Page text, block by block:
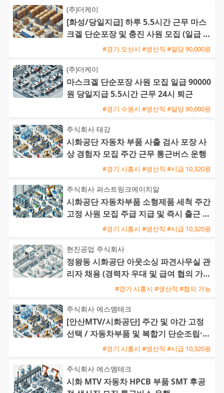
(주)더케이
[화성/당일지급] 하루 5.5시간 근무 마스
크겔 단순포장 및 충진 사원 모집 (일급 9
#경기 오산시 #생산직 #일당 90,000원
(주)더케이
마스크겔 단순포장 사원 모집 일급 90000
원 당일지급 5.5시간 근무 24시 퇴근
#경기 수원시 #생산직 #일당 90,000원
주식회사 태강
시화공단 자동차 부품 사출 검사 포장 사
상 경험자 모집 주간 근무 통근버스 운행
#경기 시흥시 #생산직 #시급 10,320원
주식회사 퍼스트링크에이치알
시화공단 자동차부품 소형제품 세척 주간
고정 사원 모집 주급 지급 및 즉시 출근 가
#경기 시흥시 #생산직 #시급 10,320원
현진공업 주식회사
정왕동 시화공단 아웃소싱 파견사무실 관
리자 채용 (경력자 우대 및 급여 협의 가
#경기 시흥시 #생산직 #협의 가능
주식회사 에스엠테크
[안산MTV/시화공단] 주간 및 야간 고정
선택 / 자동차부품 및 복합기 단순조립·검
사 / 주급 가능·통근버
#경기 시흥시 #생산직 #시급 10,320원
주식회사 에스엠테크
시화 MTV 자동차 HPCB 부품 SMT 후공